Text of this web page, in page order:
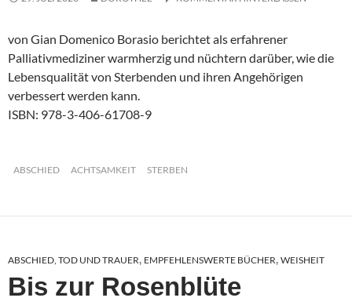
von Gian Domenico Borasio berichtet als erfahrener
Palliativmediziner warmherzig und nüchtern darüber, wie die
Lebensqualität von Sterbenden und ihren Angehörigen
verbessert werden kann.
ISBN: 978-3-406-61708-9
ABSCHIED ACHTSAMKEIT STERBEN
ABSCHIED, TOD UND TRAUER, EMPFEHLENSWERTE BÜCHER, WEISHEIT
Bis zur Rosenblüte